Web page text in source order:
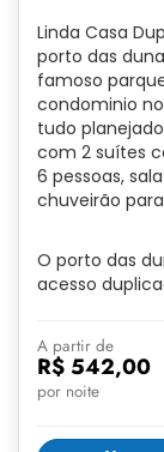
Linda Casa
porto das
famoso
condominio
tudo
com 2 suítes
6 pessoas,
chuveirão
O porto das
acesso
A partir de
R$ 542,00
por noite